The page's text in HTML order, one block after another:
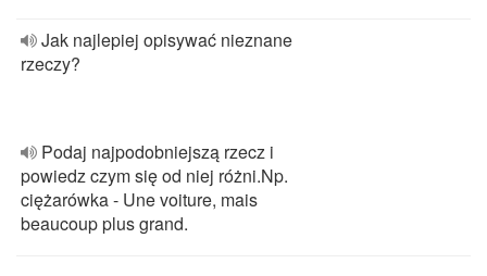
Jak najlepiej opisywać nieznane
rzeczy?
Podaj najpodobniejszą rzecz i
powiedz czym się od niej różni.Np.
ciężarówka - Une voiture, mais
beaucoup plus grand.